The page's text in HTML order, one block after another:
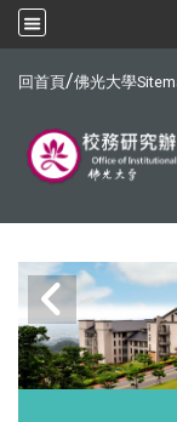
回首頁/佛光大學